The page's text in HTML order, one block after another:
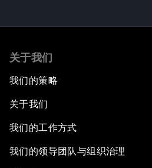
关于我们
我们的策略
关于我们
我们的工作方式
我们的领导团队与组织治理